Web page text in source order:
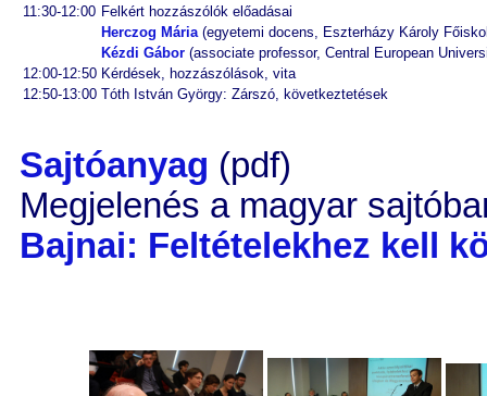
11:30-12:00 Felkért hozzászólók előadásai
Herczog Mária (egyetemi docens, Eszterházy Károly
Kézdi Gábor (associate professor, Central European
12:00-12:50 Kérdések, hozzászólások, vita
12:50-13:00 Tóth István György: Zárszó, következtetések
Sajtóanyag (pdf)
Megjelenés a magyar
Bajnai: Feltételekhez kell